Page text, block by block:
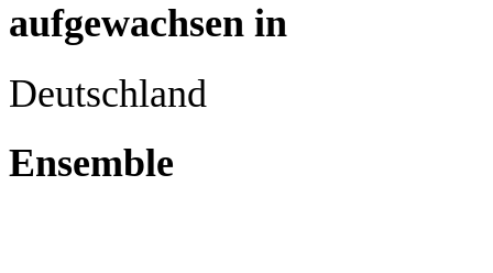
aufgewachsen in
Deutschland
Ensemble